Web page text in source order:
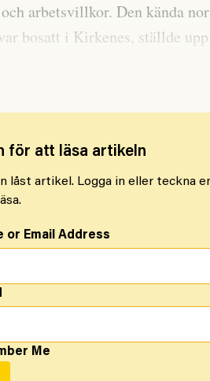
arbetsvillkor. Den kända
bosatt i Kirkenes, ställde
för att läsa artikeln
låst artikel. Logga in eller teckna
or Email Address
Me